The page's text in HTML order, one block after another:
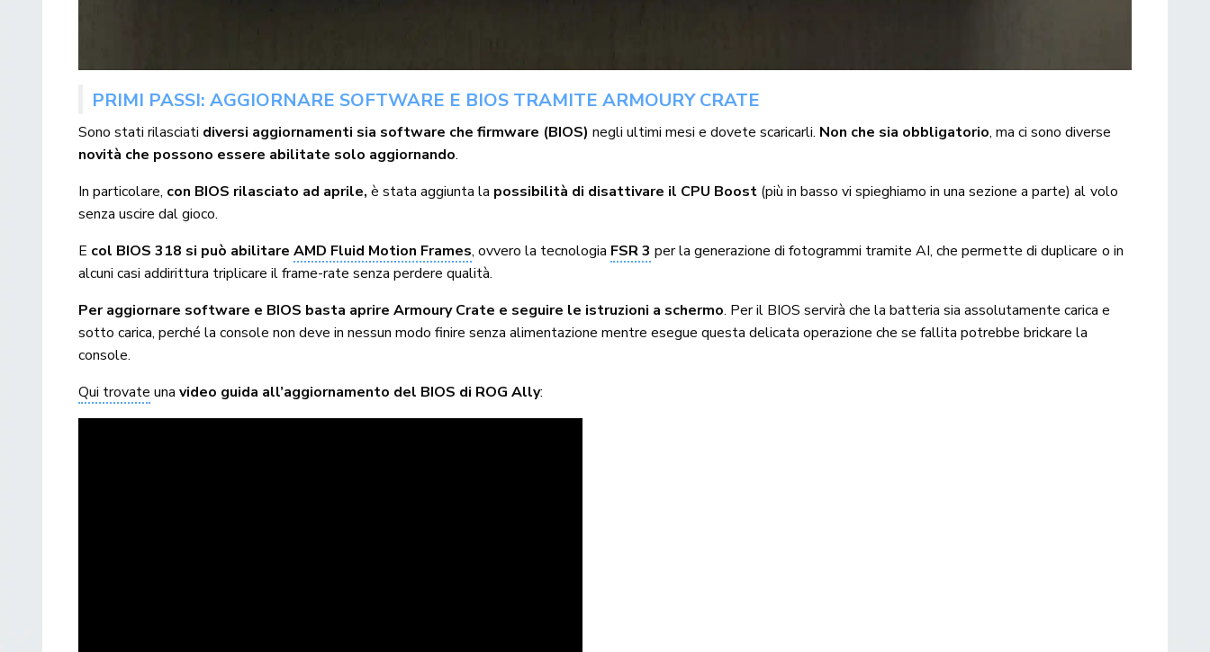
PRIMI PASSI: AGGIORNARE SOFTWARE E BIOS TRAMITE ARMOURY CRATE
Sono stati rilasciati diversi aggiornamenti sia software che firmware (BIOS) negli ultimi mesi e dovete scaricarli. Non che sia obbligatorio, ma ci sono diverse
novità che possono essere abilitate solo aggiornando.
In particolare, con BIOS rilasciato ad aprile,è stata aggiunta la possibilità di disattivare il CPU Boost (più in basso vi spieghiamo in una sezione a parte) al volo
senza uscire dal gioco.
E col BIOS 318 si può abilitareAMD Fluid Motion Frames, ovvero la tecnologia FSR 3 per la generazione di fotogrammi tramite AI, che permette di duplicare o in
alcuni casi addirittura triplicare il frame-rate senza perdere qualità.
Per aggiornare software e BIOS basta aprire Armoury Crate e seguire le istruzioni a schermo. Per il BIOS servirà che la batteria sia assolutamente carica e
sotto carica, perché la console non deve in nessun modo finire senza alimentazione mentre esegue questa delicata operazione che se fallita potrebbe brickare la
console.
Qui trovate unavideo guida all’aggiornamento del BIOS di ROG Ally: